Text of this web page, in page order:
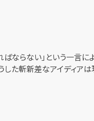
ならない」という一言
た斬新差なアイディア